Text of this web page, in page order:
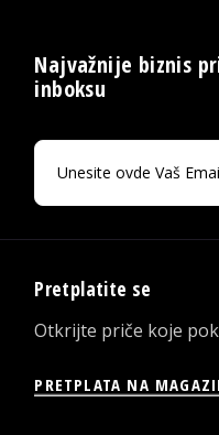
Najvažnije biznis
inboksu
Pretplatite se
Otkrijte priče koje
PRETPLATA NA